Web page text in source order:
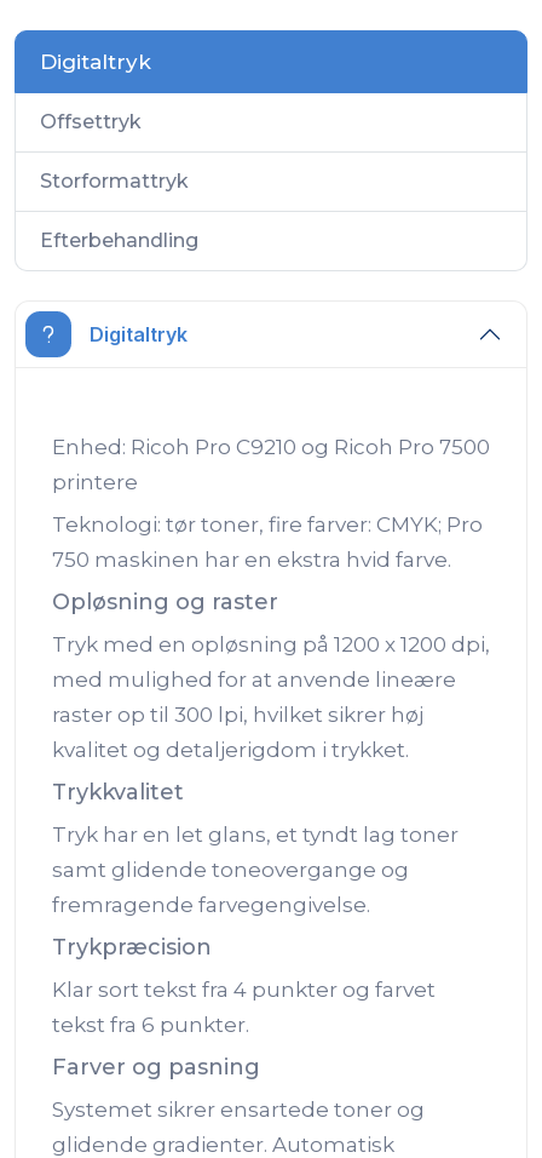
Digitaltryk
Offsettryk
Storformattryk
Efterbehandling
Digitaltryk
Enhed: Ricoh Pro C9210 og Ricoh Pro 7500
printere
Teknologi: tør toner, fire farver: CMYK; Pro
750 maskinen har en ekstra hvid farve.
Opløsning og raster
Tryk med en opløsning på 1200 x 1200 dpi,
med mulighed for at anvende lineære
raster op til 300 lpi, hvilket sikrer høj
kvalitet og detaljerigdom i trykket.
Trykkvalitet
Tryk har en let glans, et tyndt lag toner
samt glidende toneovergange og
fremragende farvegengivelse.
Trykpræcision
Klar sort tekst fra 4 punkter og farvet
tekst fra 6 punkter.
Farver og pasning
Systemet sikrer ensartede toner og
glidende gradienter. Automatisk